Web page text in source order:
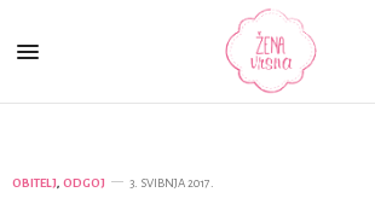
OBITELJ, ODGOJ 3. SVIBNJA 2017.